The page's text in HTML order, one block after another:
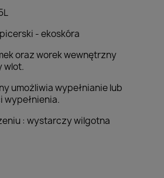
- ekoskóra
oraz worek wewnętrzny
wlot.
umożliwia wypełnianie lub
wypełnienia.
: wystarczy wilgotna